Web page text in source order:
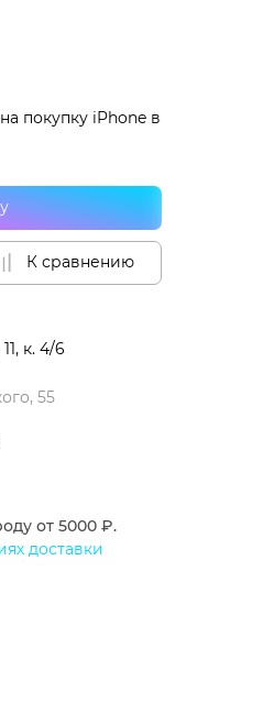
покупку iPhone в
К сравнению
к. 4/6
55
от 5000 ₽.
доставки